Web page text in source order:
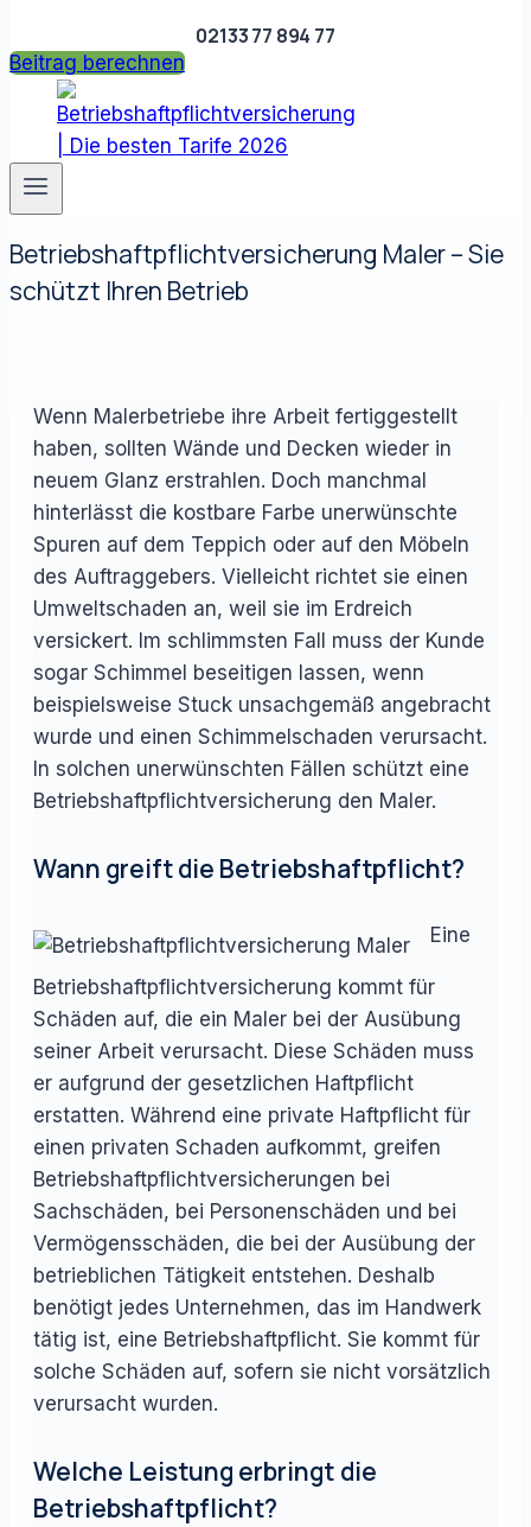
02133 77 894 77
Beitrag berechnen
Betriebshaftpflichtversicherung Maler – Sie
schützt Ihren Betrieb
Wenn Malerbetriebe ihre Arbeit fertiggestellt
haben, sollten Wände und Decken wieder in
neuem Glanz erstrahlen. Doch manchmal
hinterlässt die kostbare Farbe unerwünschte
Spuren auf dem Teppich oder auf den Möbeln
des Auftraggebers. Vielleicht richtet sie einen
Umweltschaden an, weil sie im Erdreich
versickert. Im schlimmsten Fall muss der Kunde
sogar Schimmel beseitigen lassen, wenn
beispielsweise Stuck unsachgemäß angebracht
wurde und einen Schimmelschaden verursacht.
In solchen unerwünschten Fällen schützt eine
Betriebshaftpflichtversicherung den Maler.
Wann greift die Betriebshaftpflicht?
Eine
Betriebshaftpflichtversicherung kommt für
Schäden auf, die ein Maler bei der Ausübung
seiner Arbeit verursacht. Diese Schäden muss
er aufgrund der gesetzlichen Haftpflicht
erstatten. Während eine private Haftpflicht für
einen privaten Schaden aufkommt, greifen
Betriebshaftpflichtversicherungen bei
Sachschäden, bei Personenschäden und bei
Vermögensschäden, die bei der Ausübung der
betrieblichen Tätigkeit entstehen. Deshalb
benötigt jedes Unternehmen, das im Handwerk
tätig ist, eine Betriebshaftpflicht. Sie kommt für
solche Schäden auf, sofern sie nicht vorsätzlich
verursacht wurden.
Welche Leistung erbringt die
Betriebshaftpflicht?